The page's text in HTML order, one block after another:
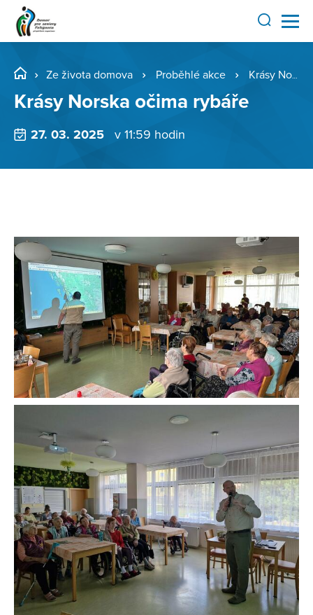
Ze života domova Proběhlé akce Krásy Norska očima rybáře
Krásy Norska očima rybáře
27. 03. 2025 v 11:59 hodin